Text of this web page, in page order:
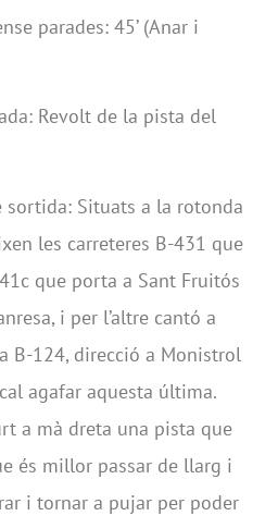
parades: 45’ (Anar i
Revolt de la pista del
sortida: Situats a la rotonda
les carreteres B-431 que
que porta a Sant Fruitós
i per l’altre cantó a
B-124, direcció a Monistrol
agafar aquesta última.
a mà dreta una pista que
és millor passar de llarg i
i tornar a pujar per poder